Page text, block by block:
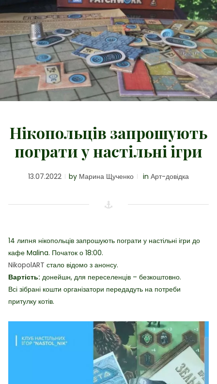
Нікопольців запрошують
пограти у настільні ігри
13.07.2022 by Марина Щученко in Арт-довідка
14 липня нікопольців запрошують пограти у настільні ігри до
кафе Malina. Початок о 18:00.
NikopolART стало відомо з анонсу.
Вартість: донейшн, для переселенців – безкоштовно.
Всі зібрані кошти організатори передадуть на потреби
притулку котів.